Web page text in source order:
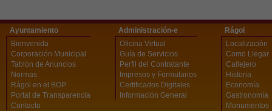
Ayuntamiento
Bienvenida
Corporación Municipal
Tablón de Anuncios
Normas
Rágol en el BOP
Portal de Transparencia
Contacto
Administración-e
Oficina Virtual
Guía de Servicios
Perfil del Contratante
Impresos y Formularios
Certificados Digitales
Información General
Rágol
Localización
Como Llegar
Callejero
Historia
Economía
Gastronomía
Monumentos